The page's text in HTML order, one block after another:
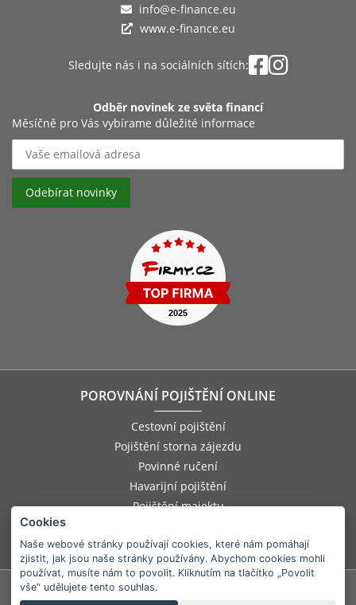
info@e-finance.eu
www.e-finance.eu
Sledujte nás i na sociálních sítích:
Odběr novinek ze světa financí
Měsíčně pro Vás vybírame důležité informace
POROVNÁNÍ POJIŠTĚNÍ ONLINE
Cestovní pojištění
Pojištění storna zájezdu
Povinné ručení
Havarijní pojištění
Pojištění majektu
Pojištění asistenčních služeb
©2026
Cookies
Naše webové stránky používají cookies, které nám pomáhají
zjistit, jak jsou naše stránky používány. Abychom cookies mohli
používat, musíte nám to povolit. Kliknutím na tlačítko „Povolit
vše“ udělujete tento souhlas.